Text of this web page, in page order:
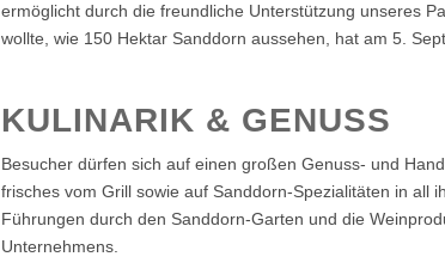
ermöglicht durch die freundliche Unterstützung unseres
wollte, wie 150 Hektar Sanddorn aussehen, hat am 5.
KULINARIK & GENUSS
Besucher dürfen sich auf einen großen Genuss- und
frisches vom Grill sowie auf Sanddorn-Spezialitäten in all
Führungen durch den Sanddorn-Garten und die
Unternehmens.